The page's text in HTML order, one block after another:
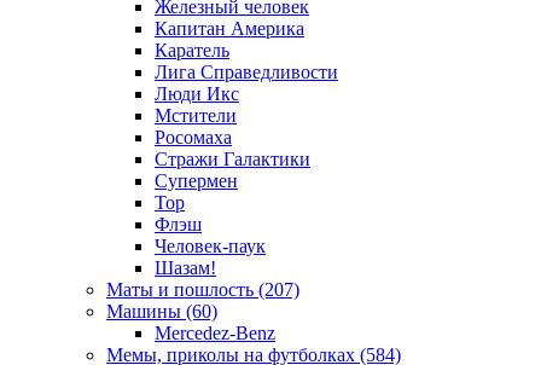
Железный человек
Капитан Америка
Каратель
Лига Справедливости
Люди Икс
Мстители
Росомаха
Стражи Галактики
Супермен
Тор
Флэш
Человек-паук
Шазам!
Маты и пошлость (207)
Машины (60)
Mercedez-Benz
Мемы, приколы на футболках (584)